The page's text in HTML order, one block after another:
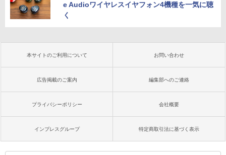
e Audioワイヤレスイヤフォン4機種を一気に聴
く
本サイトのご利用について お問い合わせ
広告掲載のご案内 編集部へのご連絡
プライバシーポリシー 会社概要
インプレスグループ 特定商取引法に基づく表示